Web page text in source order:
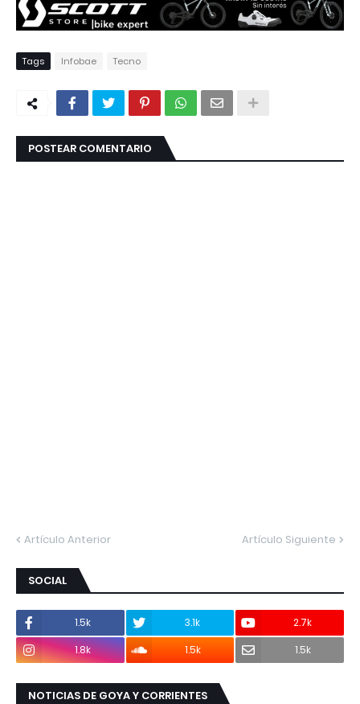
Tags Infobae Tecno
POSTEAR COMENTARIO
Artículo Anterior Artículo Siguiente
SOCIAL
1.5k 3.1k
2.7k
1.8k
1.5k 1.5k
NOTICIAS DE GOYA Y CORRIENTES